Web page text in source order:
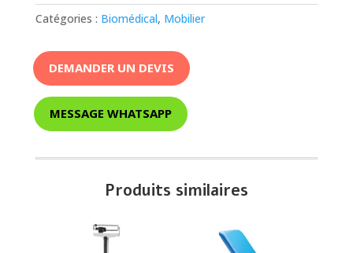
Catégories : Biomédical, Mobilier
DEMANDER UN DEVIS
MESSAGE WHATSAPP
Produits similaires